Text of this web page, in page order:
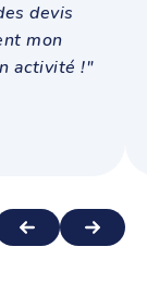
devis
mon
activité !"